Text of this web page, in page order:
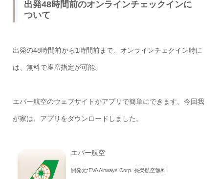
出発48時間前のオンラインチェックインに
ついて
出発の48時間前から1時間前まで、オンラインチェクイン時に
は、無料で座席指定が可能。
エバー航空のウェブサイトかアプリで簡単にできます。今回我
が家は、アプリをダウンロードしました。
エバー航空
開発元:EVA Airways Corp. 長榮航空無料